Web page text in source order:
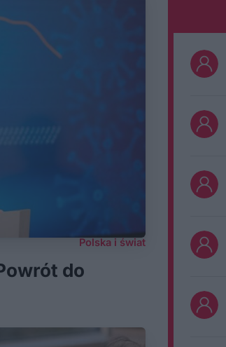
Polska i świat
do